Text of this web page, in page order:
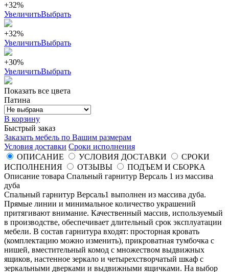
+32%
УвеличитьВыбрать
+32%
УвеличитьВыбрать
+30%
УвеличитьВыбрать
Показать все цвета
Патина
В корзину
Быстрый заказ
Заказать мебель по Вашим размерам
Условия доставки Сроки исполнения
ОПИСАНИЕ
УСЛОВИЯ ДОСТАВКИ
СРОКИ
ИСПОЛНЕНИЯ
ОТЗЫВЫ
ПОДЪЕМ И СБОРКА
Описание товара Спальный гарнитур Версаль 1 из массива
дуба
Спальный гарнитур Версаль1 выполнен из массива дуба.
Прямые линии и минимальное количество украшений
притягивают внимание. Качественный массив, используемый
в производстве, обеспечивает длительный срок эксплуатации
мебели. В состав гарнитура входят: просторная кровать
(комплектацию можно изменить), прикроватная тумбочка с
нишей, вместительный комод с множеством выдвижных
ящиков, настенное зеркало и четырехстворчатый шкаф с
зеркальными дверками и выдвижными ящичками. На выбор